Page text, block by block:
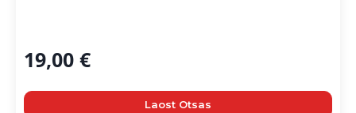
19,00 €
Laost Otsas